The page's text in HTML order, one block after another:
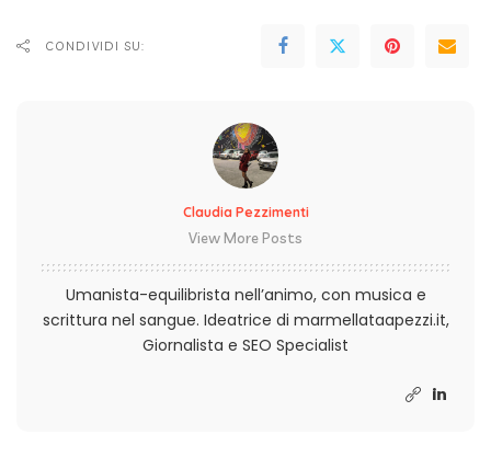
CONDIVIDI SU:
Claudia Pezzimenti
View More Posts
Umanista-equilibrista nell’animo, con musica e
scrittura nel sangue. Ideatrice di marmellataapezzi.it,
Giornalista e SEO Specialist